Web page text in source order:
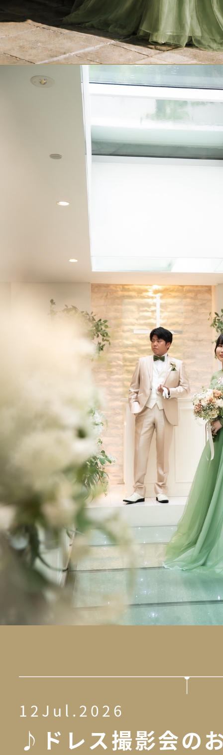
12Jul.2026
♪ドレス撮影会の